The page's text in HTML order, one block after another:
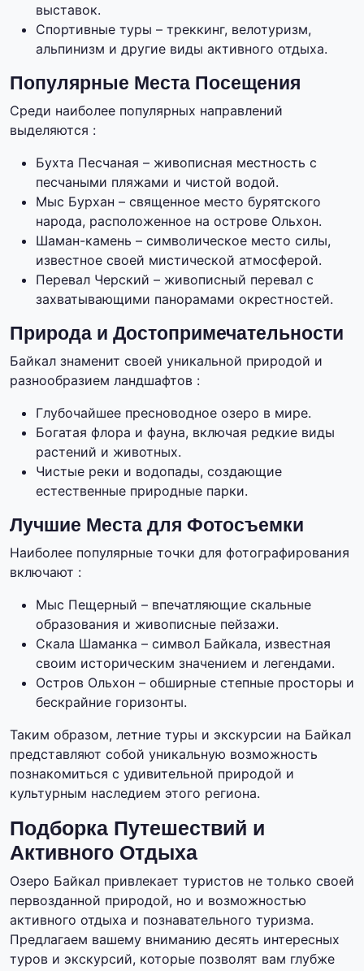
выставок.
Спортивные туры – треккинг, велотуризм,
альпинизм и другие виды активного отдыха.
Популярные Места Посещения
Среди наиболее популярных направлений
выделяются :
Бухта Песчаная – живописная местность с
песчаными пляжами и чистой водой.
Мыс Бурхан – священное место бурятского
народа, расположенное на острове Ольхон.
Шаман-камень – символическое место силы,
известное своей мистической атмосферой.
Перевал Черский – живописный перевал с
захватывающими панорамами окрестностей.
Природа и Достопримечательности
Байкал знаменит своей уникальной природой и
разнообразием ландшафтов :
Глубочайшее пресноводное озеро в мире.
Богатая флора и фауна, включая редкие виды
растений и животных.
Чистые реки и водопады, создающие
естественные природные парки.
Лучшие Места для Фотосъемки
Наиболее популярные точки для фотографирования
включают :
Мыс Пещерный – впечатляющие скальные
образования и живописные пейзажи.
Скала Шаманка – символ Байкала, известная
своим историческим значением и легендами.
Остров Ольхон – обширные степные просторы и
бескрайние горизонты.
Таким образом, летние туры и экскурсии на Байкал
представляют собой уникальную возможность
познакомиться с удивительной природой и
культурным наследием этого региона.
Подборка Путешествий и
Активного Отдыха
Озеро Байкал привлекает туристов не только своей
первозданной природой, но и возможностью
активного отдыха и познавательного туризма.
Предлагаем вашему вниманию десять интересных
туров и экскурсий, которые позволят вам глубже